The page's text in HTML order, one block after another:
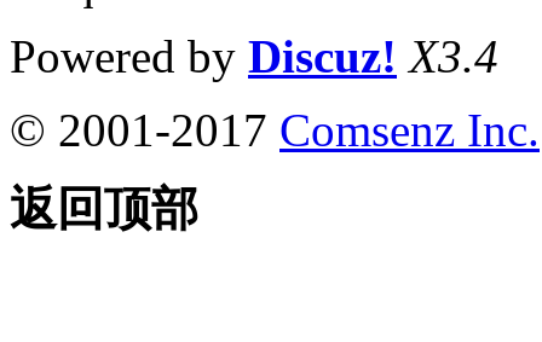
Powered by Discuz! X3.4
© 2001-2017 Comsenz Inc.
返回顶部